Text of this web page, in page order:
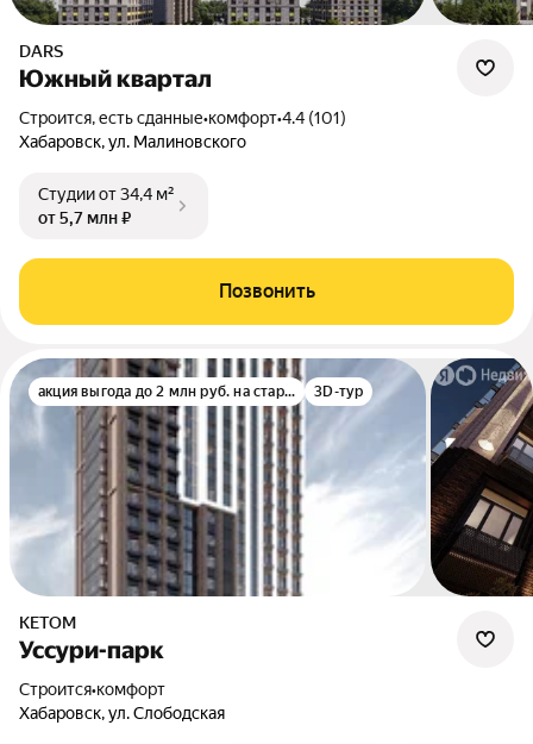
DARS
Южный квартал
Строится, есть сданные•комфорт•4.4 (101)
Хабаровск, ул. Малиновского
Студииот 34,4 м²
от 5,7 млн ₽
Позвонить
акция выгода до 2 млн руб. на старте 3D-тур
КЕТОМ
Уссури-парк
Строится•комфорт
Хабаровск, ул. Слободская